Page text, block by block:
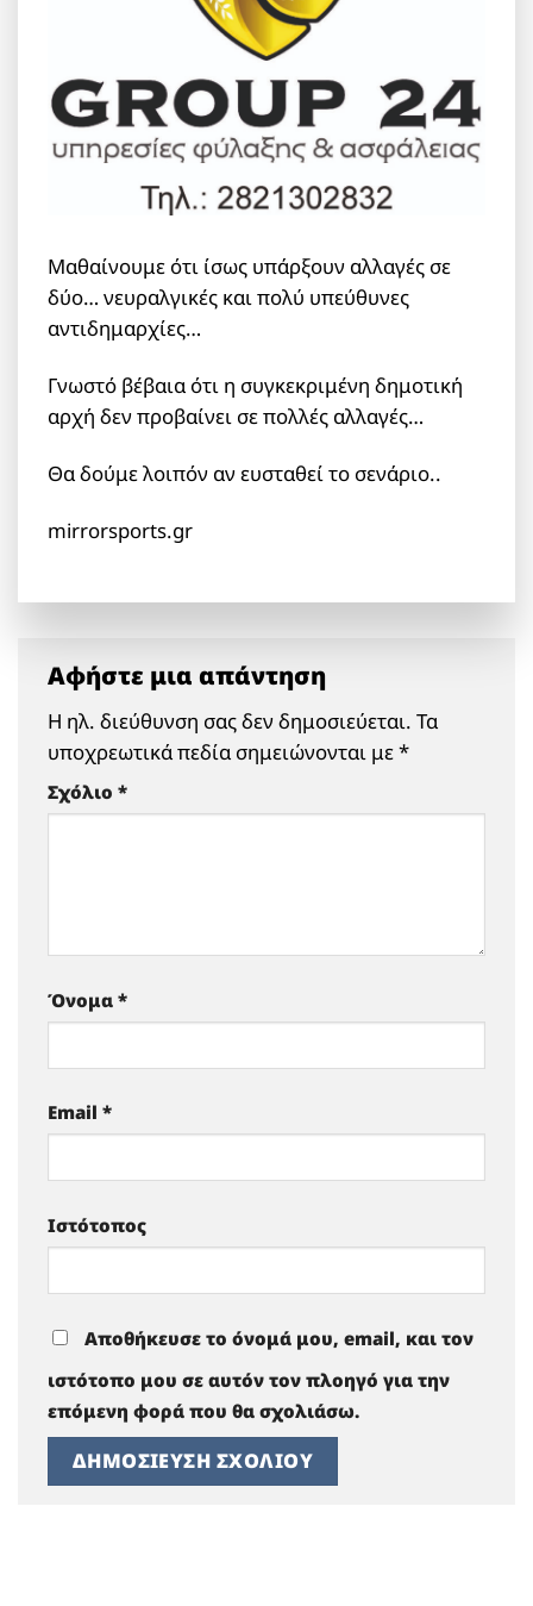
Μαθαίνουμε ότι ίσως υπάρξουν αλλαγές σε
δύο… νευραλγικές και πολύ υπεύθυνες
αντιδημαρχίες…
Γνωστό βέβαια ότι η συγκεκριμένη δημοτική
αρχή δεν προβαίνει σε πολλές αλλαγές…
Θα δούμε λοιπόν αν ευσταθεί το σενάριο..
mirrorsports.gr
Αφήστε μια απάντηση
Η ηλ. διεύθυνση σας δεν δημοσιεύεται. Τα
υποχρεωτικά πεδία σημειώνονται με*
Σχόλιο *
Όνομα *
Email *
Ιστότοπος
Αποθήκευσε το όνομά μου, email, και τον
ιστότοπο μου σε αυτόν τον πλοηγό για την
επόμενη φορά που θα σχολιάσω.